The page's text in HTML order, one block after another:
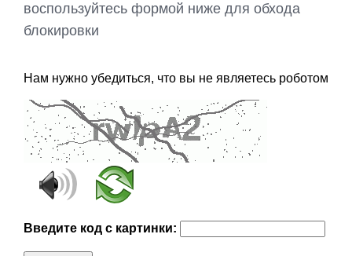
воспользуйтесь формой ниже для обхода
блокировки
Нам нужно убедиться, что вы не являетесь роботом
Введите код с картинки: